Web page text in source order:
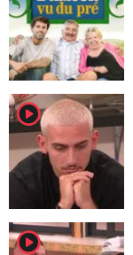
player2
player2